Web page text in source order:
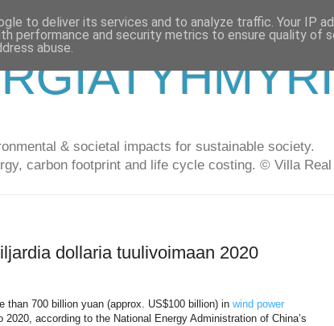
& societal impacts for sustainable society.
carbon footprint and life cycle costing. © Villa
dollaria tuulivoimaan 2020
than 700 billion yuan (approx. US$100 billion) in wind power
according to the National Energy Administration of China’s
to deliver its services and to analyze traffic. Your IP
performance and security metrics to ensure quality of
abuse.